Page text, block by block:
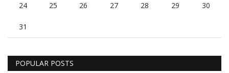
24 25 26 27 28 29 30
31
POPULAR POSTS